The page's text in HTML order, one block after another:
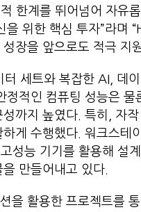
한계를 뛰어넘어 자유
위한 핵심 투자”라며
장을 앞으로도 적극 지
세트와 복잡한 AI, 데
적인 컴퓨팅 성능은 물
까지 높였다. 특히, 자
게 수행했다. 워크스테
성능 기기를 활용해 설
만들어내고 있다.
을 활용한 프로젝트를